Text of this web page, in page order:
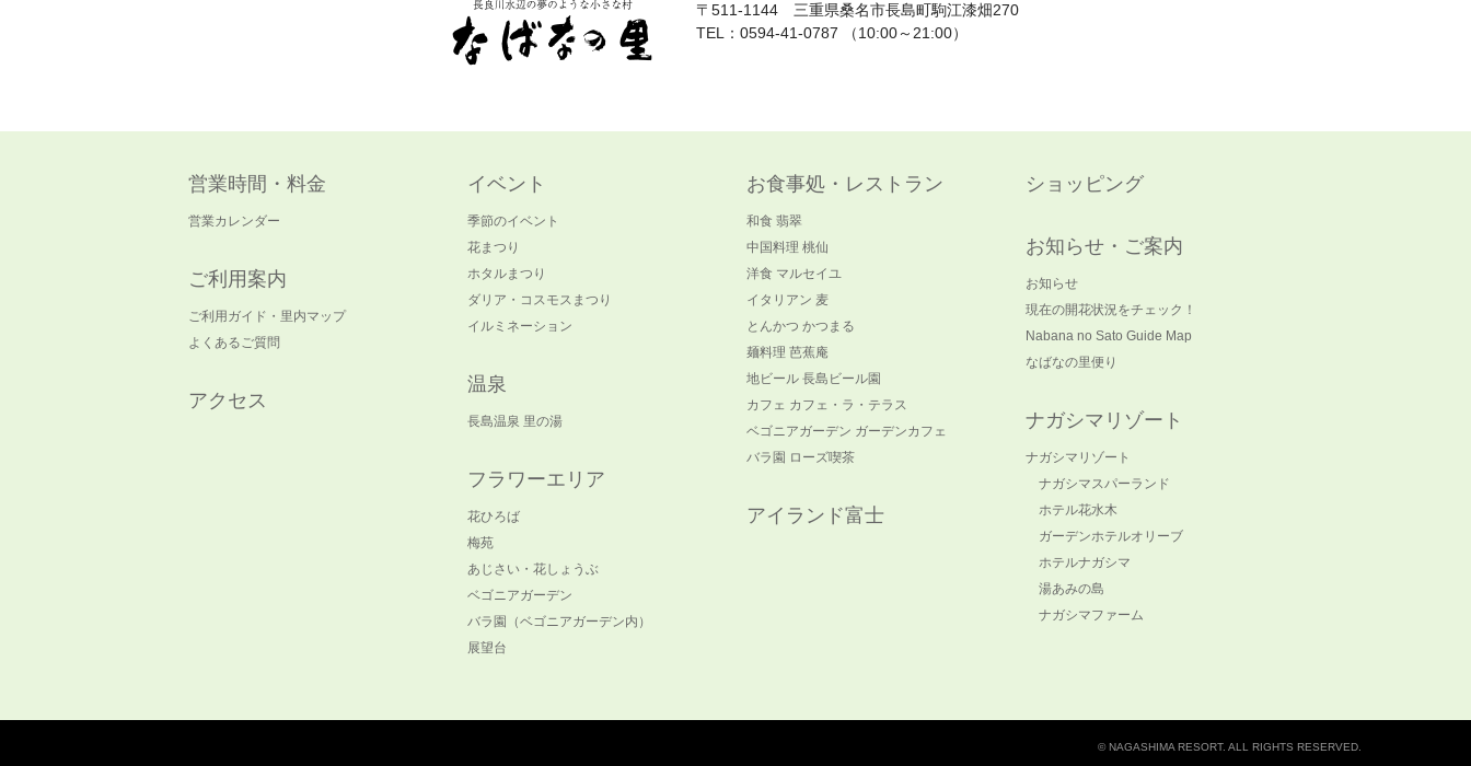
〒511-1144
三重県桑名市長島町駒江漆畑270
TEL：0594-41-0787 （10:00～21:00）
営業時間・料金
営業カレンダー
ご利用案内
ご利用ガイド・里内マップ
よくあるご質問
アクセス
イベント
季節のイベント
花まつり
ホタルまつり
ダリア・コスモスまつり
イルミネーション
温泉
長島温泉 里の湯
フラワーエリア
花ひろば
梅苑
あじさい・花しょうぶ
ベゴニアガーデン
バラ園（ベゴニアガーデン内）
展望台
お食事処・レストラン
和食 翡翠
中国料理 桃仙
洋食 マルセイユ
イタリアン 麦
とんかつ かつまる
麺料理 芭蕉庵
地ビール 長島ビール園
カフェ カフェ・ラ・テラス
ベゴニアガーデン ガーデンカフェ
バラ園 ローズ喫茶
アイランド富士
ショッピング
お知らせ・ご案内
お知らせ
現在の開花状況をチェック！
Nabana no Sato Guide Map
なばなの里便り
ナガシマリゾート
ナガシマリゾート
ナガシマスパーランド
ホテル花水木
ガーデンホテルオリーブ
ホテルナガシマ
湯あみの島
ナガシマファーム
© NAGASHIMA RESORT. ALL RIGHTS RESERVED.